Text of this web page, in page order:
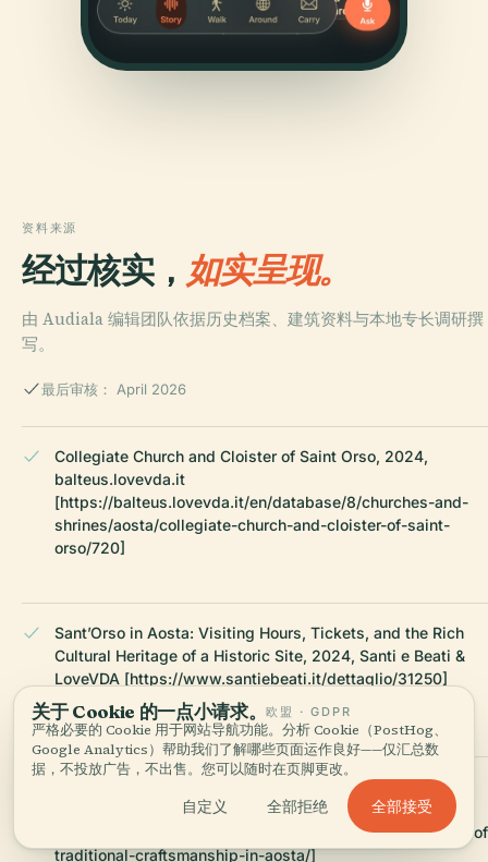
资料来源
经过核实， 如实呈现。
由 Audiala 编辑团队依据历史档案、建筑资料与本地专长调研撰
写。
最后审核： April 2026
Collegiate Church and Cloister of Saint Orso, 2024,
balteus.lovevda.it
[https://balteus.lovevda.it/en/database/8/churches-and-
shrines/aosta/collegiate-church-and-cloister-of-saint-
orso/720]
Sant’Orso in Aosta: Visiting Hours, Tickets, and the Rich
Cultural Heritage of a Historic Site, 2024, Santi e Beati &
LoveVDA [https://www.santiebeati.it/dettaglio/31250]
[https://www.lovevda.it/en/culture/churches]
Sant’Orso Fair in Aosta: Visiting Hours, Tickets & What to
Expect, 2024, Club Esse & La Saint Ours
[https://www.clubesse.it/en/sant-orso-fair-a-celebration-
traditional-craftsmanship-in-aosta/]
关于 Cookie 的一点小请求。欧盟 · GDPR
严格必要的 Cookie 用于网站导航功能。分析 Cookie（PostHog、
Google Analytics）帮助我们了解哪些页面运作良好——仅汇总数
据，不投放广告，不出售。您可以随时在页脚更改。
自定义 全部拒绝 全部接受